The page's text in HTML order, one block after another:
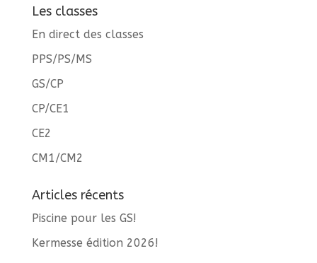
Les classes
En direct des classes
PPS/PS/MS
GS/CP
CP/CE1
CE2
CM1/CM2
Articles récents
Piscine pour les GS!
Kermesse édition 2026!